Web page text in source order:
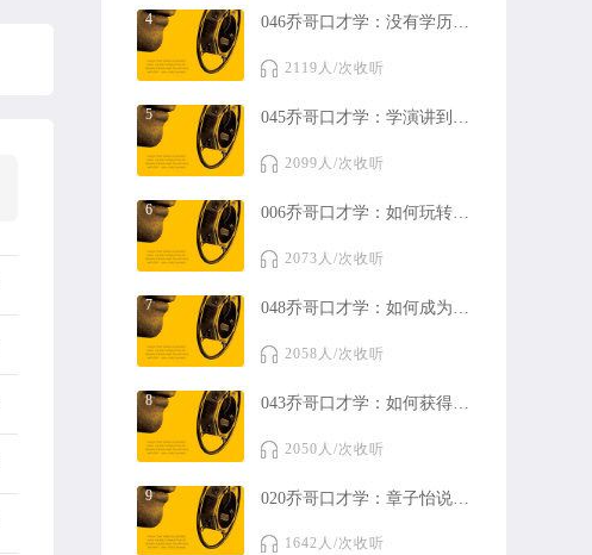
4 046乔哥口才学：没有学历能学好口才？
2119人/次收听
5
2099人/次收听
6
2073人/次收听
7
2058人/次收听
8
2050人/次收听
9
1642人/次收听